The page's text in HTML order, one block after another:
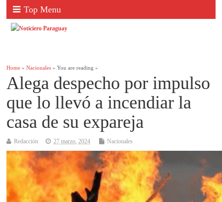
Top Menu
Home »Nacionales » You are reading »
Alega despecho por impulso
que lo llevó a incendiar la
casa de su expareja
Redacción 27 marzo, 2024 Nacionales